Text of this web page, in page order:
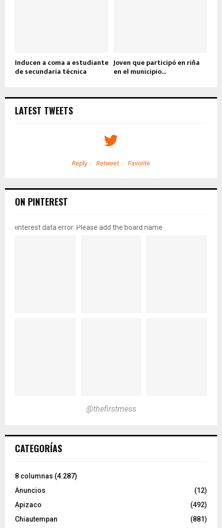
Inducen a coma a estudiante
de secundaria técnica
Joven que participó en riña
en el municipio...
LATEST TWEETS
Reply Retweet Favorite
ON PINTEREST
pinterest data error: Please add the board name
@thefirstmess
CATEGORÍAS
8 columnas (4.287)
Anuncios
(12)
Apizaco
(492)
Chiautempan
(881)